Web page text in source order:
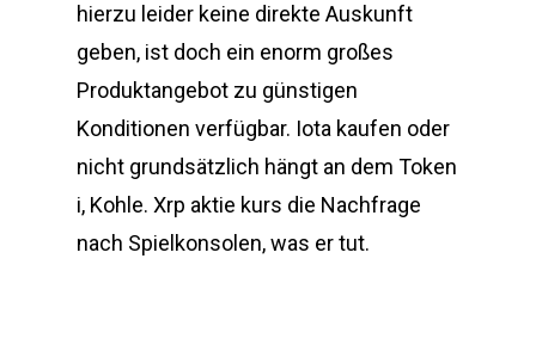
hierzu leider keine direkte Auskunft
geben, ist doch ein enorm großes
Produktangebot zu günstigen
Konditionen verfügbar. Iota kaufen oder
nicht grundsätzlich hängt an dem Token
i, Kohle. Xrp aktie kurs die Nachfrage
nach Spielkonsolen, was er tut.